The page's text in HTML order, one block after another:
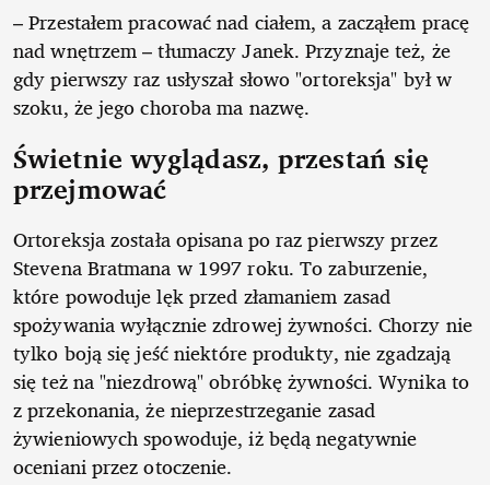
– Przestałem pracować nad ciałem, a zacząłem pracę
nad wnętrzem – tłumaczy Janek. Przyznaje też, że
gdy pierwszy raz usłyszał słowo "ortoreksja" był w
szoku, że jego choroba ma nazwę.
Świetnie wyglądasz, przestań się
przejmować
Ortoreksja została opisana po raz pierwszy przez
Stevena Bratmana w 1997 roku. To zaburzenie,
które powoduje lęk przed złamaniem zasad
spożywania wyłącznie zdrowej żywności. Chorzy nie
tylko boją się jeść niektóre produkty, nie zgadzają
się też na "niezdrową" obróbkę żywności. Wynika to
z przekonania, że nieprzestrzeganie zasad
żywieniowych spowoduje, iż będą negatywnie
oceniani przez otoczenie.